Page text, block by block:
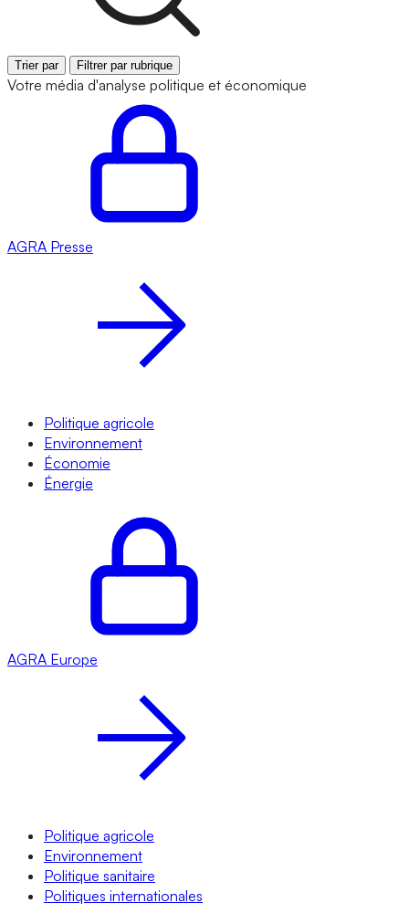
Trier par Filtrer par rubrique
Votre média d'analyse politique et économique
AGRA Presse
Politique agricole
Environnement
Économie
Énergie
AGRA Europe
Politique agricole
Environnement
Politique sanitaire
Politiques internationales